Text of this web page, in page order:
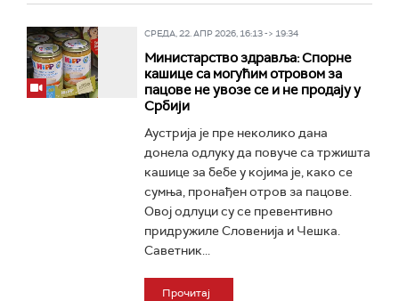
СРЕДА, 22. АПР 2026, 16:13 -> 19:34
Министарство здравља: Спорне
кашице са могућим отровом за
пацове не увозе се и не продају у
Србији
Аустрија је пре неколико дана
донела одлуку да повуче са тржишта
кашице за бебе у којима је, како се
сумња, пронађен отров за пацове.
Овој одлуци су се превентивно
придружиле Словенија и Чешка.
Саветник...
Прочитај